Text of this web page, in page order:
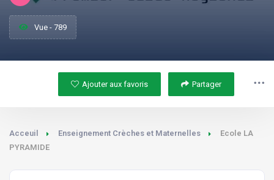
Vue - 789
Ajouter aux favoris Partager
Acceuil Enseignement Crèches et Maternelles
Ecole LA
PYRAMIDE